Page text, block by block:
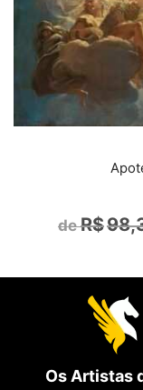
R$
Os Artistas